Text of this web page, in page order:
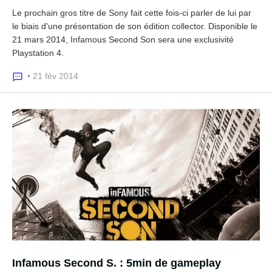
Le prochain gros titre de Sony fait cette fois-ci parler de lui par
le biais d'une présentation de son édition collector. Disponible le
21 mars 2014, Infamous Second Son sera une exclusivité
Playstation 4.
• 21 fév 2014
Infamous Second S. : 5min de gameplay